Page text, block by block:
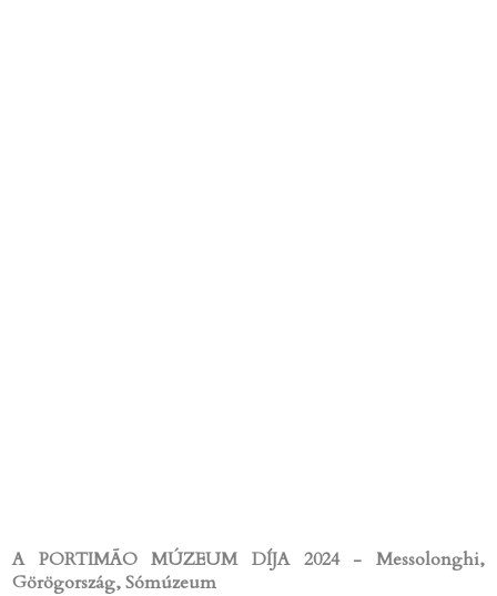
A PORTIMÃO MÚZEUM DÍJA 2024 - Messolonghi,
Görögország, Sómúzeum